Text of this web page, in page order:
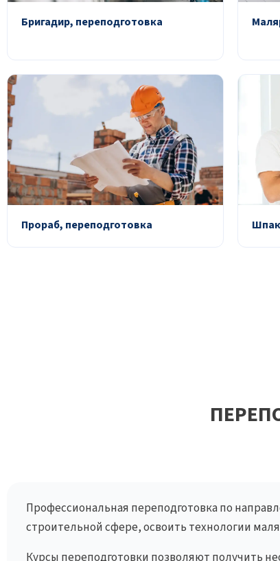
Бригадир, переподготовка
Прораб, переподготовка
Профессиональная переподготовка по
строительной сфере, освоить технологии